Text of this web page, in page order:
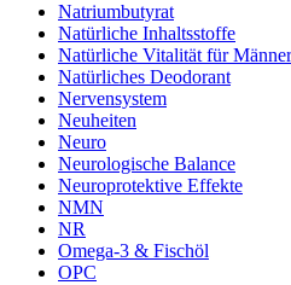
Natriumbutyrat
Natürliche Inhaltsstoffe
Natürliche Vitalität für Männer
Natürliches Deodorant
Nervensystem
Neuheiten
Neuro
Neurologische Balance
Neuroprotektive Effekte
NMN
NR
Omega-3 & Fischöl
OPC